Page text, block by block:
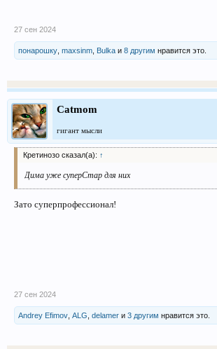
27 сен 2024
понарошку maxsinm Bulka и 8 другим нравится это.
Catmom
гигант мысли
Кретинозо сказал(а): ↑
Дима уже суперСтар для них
Зато суперпрофессионал!
27 сен 2024
Andrey Efimov ALG delamer и 3 другим нравится это.